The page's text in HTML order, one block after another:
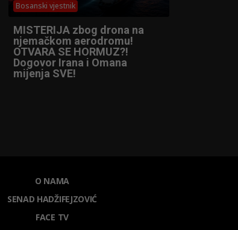
Bosanski vjestnik
MISTERIJA zbog drona na
njemačkom aerodromu!
OTVARA SE HORMUZ?!
Dogovor Irana i Omana
mijenja SVE!
O NAMA
SENAD HADŽIFEJZOVIĆ
FACE TV